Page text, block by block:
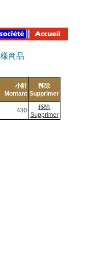
樣商品
小計
Montant
移除
Supprimer
430
移除
Supprimer